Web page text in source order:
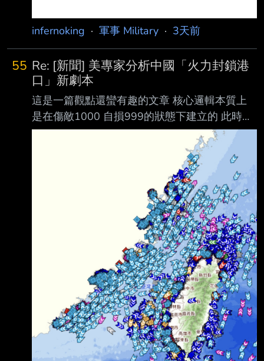
infernoking · 軍事 Military · 3天前
55 Re: [新聞] 美專家分析中國「火力封鎖港
口」新劇本
這是一篇觀點還蠻有趣的文章 核心邏輯本質上
是在傷敵1000 自損999的狀態下建立的 此時此
刻在台灣周邊海域的船隻有這麼多
https://i.imgur.com/rddjap7.jpeg 臺灣海域船舶
https://mpbais.motcmpb.gov.tw/aismpb/default.
aspx 北上往日韓 南下往東南亞的更多 如果中國
真的動用海軍空軍攔截或甚至擊沉在台海的商船
會促使台灣方面動用反艦飛彈進行反擊 兩岸會
立即爆發全面戰爭 中國的港口也會遭到打擊 若
中國試圖用海警船進行執法